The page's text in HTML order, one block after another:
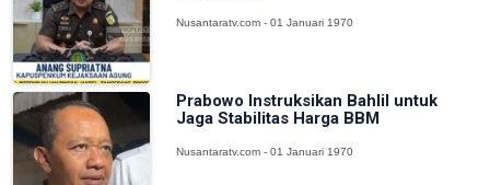
Nusantaratv.com - 01 Januari 1970
Prabowo Instruksikan Bahlil untuk
Jaga Stabilitas Harga BBM
Nusantaratv.com - 01 Januari 1970